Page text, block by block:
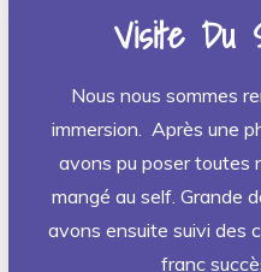
Visite Du
Nous nous sommes
immersion. Après une
avons pu poser toutes
mangé au self. Grande
avons ensuite suivi des
franc